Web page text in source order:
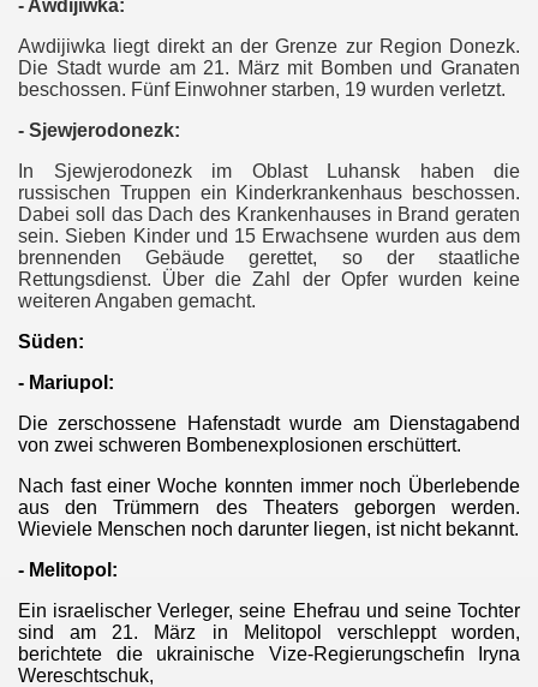
- Awdijiwka:
Awdijiwka liegt direkt an der Grenze zur Region Donezk.
Die Stadt wurde am 21. März mit Bomben und Granaten
beschossen. Fünf Einwohner starben, 19 wurden verletzt.
- Sjewjerodonezk:
In Sjewjerodonezk im Oblast Luhansk haben die
russischen Truppen ein Kinderkrankenhaus beschossen.
Dabei soll das Dach des Krankenhauses in Brand geraten
sein. Sieben Kinder und 15 Erwachsene wurden aus dem
brennenden Gebäude gerettet, so der staatliche
Rettungsdienst. Über die Zahl der Opfer wurden keine
weiteren Angaben gemacht.
Süden:
- Mariupol:
Die zerschossene Hafenstadt wurde am Dienstagabend
von zwei schweren Bombenexplosionen erschüttert.
Nach fast einer Woche konnten immer noch Überlebende
aus den Trümmern des Theaters geborgen werden.
Wieviele Menschen noch darunter liegen, ist nicht bekannt.
- Melitopol:
Ein israelischer Verleger, seine Ehefrau und seine Tochter
sind am 21. März in Melitopol verschleppt worden,
berichtete die ukrainische Vize-Regierungschefin Iryna
Wereschtschuk,
und-Spangdahlem
Anschläge